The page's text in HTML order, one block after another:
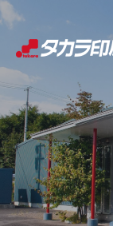
コ
ン
へ
ス
キ
プ